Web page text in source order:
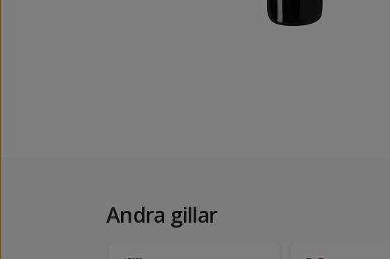
Andra gillar